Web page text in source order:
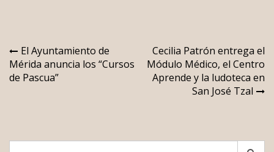
Navegación
de
El Ayuntamiento de
Mérida anuncia los “Cursos
de Pascua”
Cecilia Patrón entrega el
Módulo Médico, el Centro
Aprende y la ludoteca en
San José Tzal